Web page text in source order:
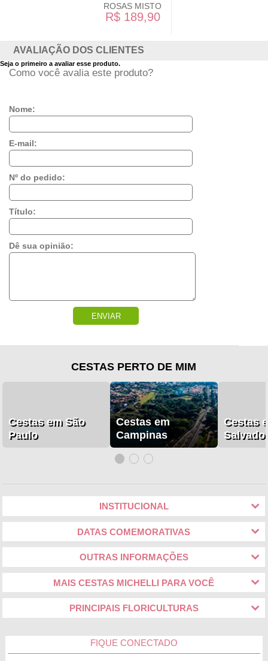
ROSAS MISTO
R$ 189,90
AVALIAÇÃO DOS CLIENTES
Seja o primeiro a avaliar esse produto.
Como você avalia este produto?
Nome:
E-mail:
Nº do pedido:
Título:
Dê sua opinião:
ENVIAR
CESTAS PERTO DE MIM
Cestas em São
Paulo
Cestas em
Campinas
Cestas
INSTITUCIONAL
DATAS COMEMORATIVAS
OUTRAS INFORMAÇÕES
MAIS CESTAS MICHELLI PARA VOCÊ
PRINCIPAIS FLORICULTURAS
FIQUE CONECTADO